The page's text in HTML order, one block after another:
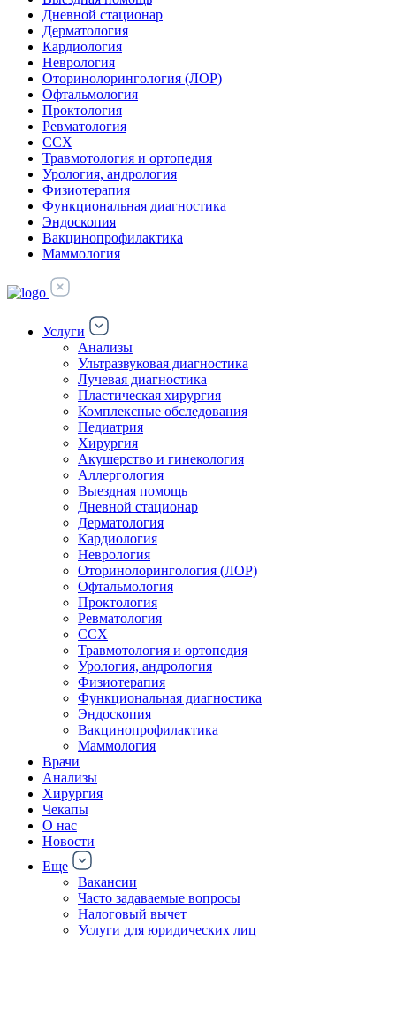
Дневной стационар
Дерматология
Кардиология
Неврология
Оторинолорингология (ЛОР)
Офтальмология
Проктология
Ревматология
ССХ
Травмотология и ортопедия
Урология, андрология
Физиотерапия
Функциональная диагностика
Эндоскопия
Вакцинопрофилактика
Маммология
Услуги
Анализы
Ультразвуковая диагностика
Лучевая диагностика
Пластическая хирургия
Комплексные обследования
Педиатрия
Хирургия
Акушерство и гинекология
Аллергология
Выездная помощь
Дневной стационар
Дерматология
Кардиология
Неврология
Оторинолорингология (ЛОР)
Офтальмология
Проктология
Ревматология
ССХ
Травмотология и ортопедия
Урология, андрология
Физиотерапия
Функциональная диагностика
Эндоскопия
Вакцинопрофилактика
Маммология
Врачи
Анализы
Хирургия
Чекапы
О нас
Новости
Еще
Вакансии
Часто задаваемые вопросы
Налоговый вычет
Услуги для юридических лиц